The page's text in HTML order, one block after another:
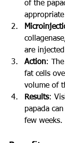
of the
are
Action:
fat cells
volume of
Results:
papada
few weeks.